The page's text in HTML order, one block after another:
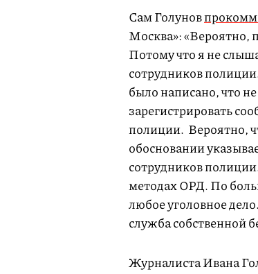
Сам Голунов
Москва»: «Вероятно,
Потому что я не
сотрудников
было написано, что
зарегистрировать
полиции. Вероятно,
обосновании
сотрудников
методах ОРД. По
любое уголовное
служба собственной
Журналиста Ивана